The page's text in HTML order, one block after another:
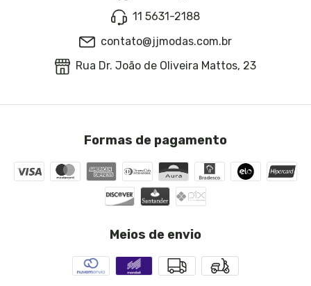
11 5631-2188
contato@jjmodas.com.br
Rua Dr. João de Oliveira Mattos, 23
Formas de pagamento
Meios de envio